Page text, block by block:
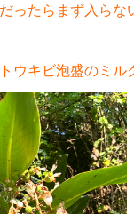
ったらまず入ら
ウキビ泡盛のミ